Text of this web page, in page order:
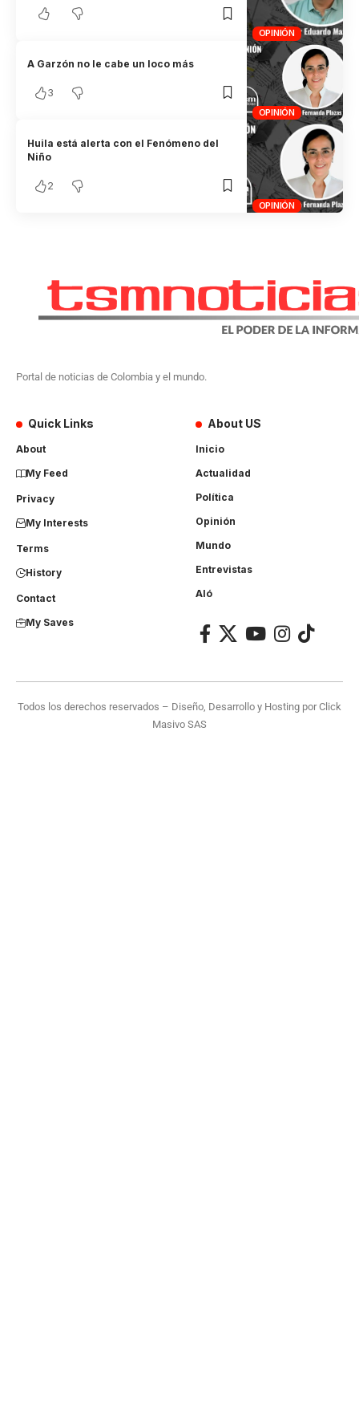
OPINIÓN
OPINIÓN
A Garzón no le cabe un loco más
3
OPINIÓN
Huila está alerta con el Fenómeno del
Niño
2
Portal de noticias de Colombia y el mundo.
Quick Links
About
My Feed
Privacy
My Interests
Terms
History
Contact
My Saves
About US
Inicio
Actualidad
Política
Opinión
Mundo
Entrevistas
Aló
Todos los derechos reservados – Diseño, Desarrollo y Hosting porClick
Masivo SAS